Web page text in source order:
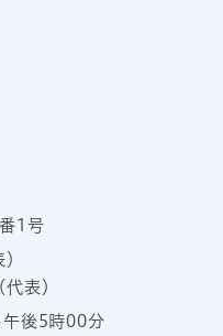
1号
）
表）
午後5時00分